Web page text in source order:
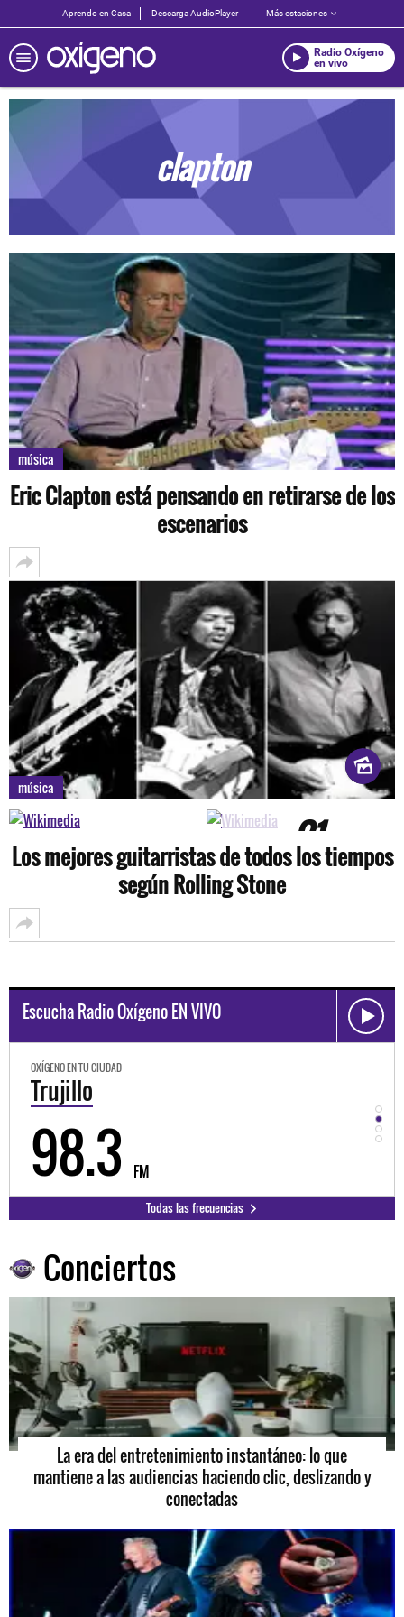
Aprendo en Casa Descarga AudioPlayer Más estaciones
Radio Oxígeno
en vivo
clapton
música
Eric Clapton está pensando en retirarse de los
escenarios
música
+21
fotos
Los mejores guitarristas de todos los tiempos
según Rolling Stone
Escucha Radio Oxígeno EN VIVO
OXÍGENO EN TU CIUDAD
Trujillo
98.3 FM
Todas las frecuencias
Conciertos
La era del entretenimiento instantáneo: lo que
mantiene a las audiencias haciendo clic, deslizando y
conectadas